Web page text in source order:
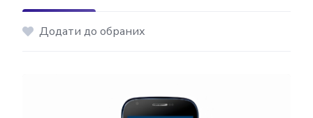
Додати до обраних